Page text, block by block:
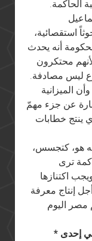
الحاكمة.
استقصائية،
أنه يحدث
محتكرون
ليس مصادفة.
الميزانية
عن جزء مهمّ
ينتج خطابات
هو، كتجسس،
ترى
اكتنازها
إنتاج معرفة
* كمؤرخ كيف ترى الوضع الحالي؟ قلت في إحدى